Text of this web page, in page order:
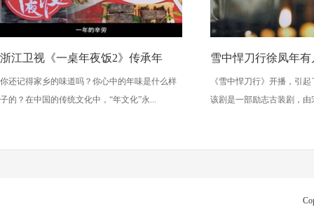
浙江卫视《一桌年夜饭2》传承年
你还记得家乡的味道吗？你心中的年味是什么样
子的？在中国的传统文化中，“年文化”永...
雪中悍刀行徐凤年
《雪中悍刀行》开播，引
该剧是一部励志古装剧，由